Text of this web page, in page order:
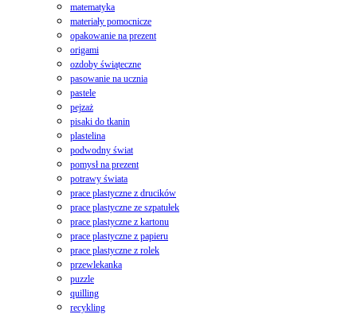
matematyka
materiały pomocnicze
opakowanie na prezent
origami
ozdoby świąteczne
pasowanie na ucznia
pastele
pejzaż
pisaki do tkanin
plastelina
podwodny świat
pomysł na prezent
potrawy świata
prace plastyczne z drucików
prace plastyczne ze szpatułek
prace plastyczne z kartonu
prace plastyczne z papieru
prace plastyczne z rolek
przewlekanka
puzzle
quilling
recykling